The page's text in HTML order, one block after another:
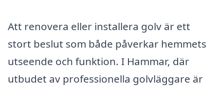
Att renovera eller installera golv är ett
stort beslut som både påverkar hemmets
utseende och funktion. I Hammar, där
utbudet av professionella golvläggare är